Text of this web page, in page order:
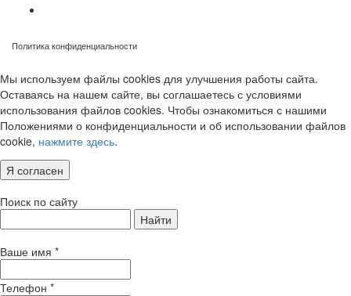
Политика конфиденциальности
Мы используем файлы cookies для улучшения работы сайта.
Оставаясь на нашем сайте, вы соглашаетесь с условиями
использования файлов cookies. Чтобы ознакомиться с нашими
Положениями о конфиденциальности и об использовании файлов
cookie, нажмите здесь.
Я согласен
Поиск по сайту
Найти
Ваше имя *
Телефон *